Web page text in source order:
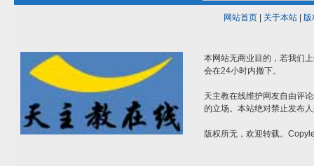
网站首页| 关于本站| 版
本网站无商业目的，若我们
会在24小时内撤下。
天主教在线维护网友自由评
的立场。本站绝对禁止发布
版权所无，欢迎转载。